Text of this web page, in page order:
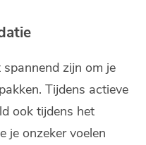
zijn om je
Tijdens actieve
ook tijdens het
je onzeker voelen